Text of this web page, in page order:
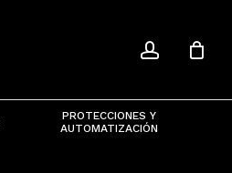
PROTECCIONES Y
AUTOMATIZACIÓN
Close
Cart